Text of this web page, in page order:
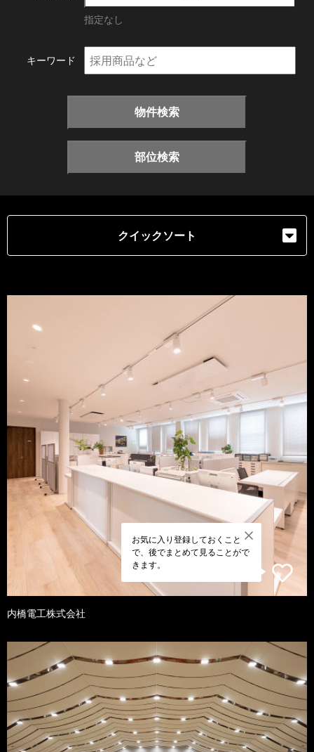
指定なし
キーワード
物件検索
部位検索
クイックソート
お気に入り登録しておくこと
で、後でまとめて見ることがで
きます。
内橋電工株式会社